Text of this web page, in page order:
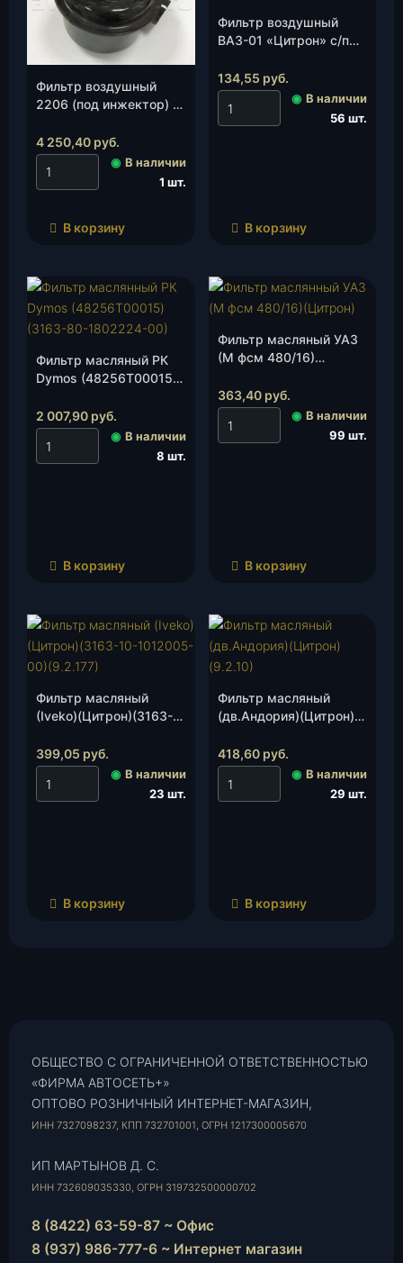
Фильтр воздушный
2206 (под инжектор) в
00)(УАЗ), шт.
4 250,40 руб.
◉ В наличии
1 шт.
В корзину
Фильтр воздушный
ВАЗ-01 «Цитрон» с/п
134,55 руб.
◉ В наличии
56 шт.
В корзину
Фильтр масляный РК
Dymos (48256Т00015)
шт.
2 007,90 руб.
◉ В наличии
8 шт.
В корзину
Фильтр масляный УАЗ
(М фсм 480/16)
363,40 руб.
◉ В наличии
99 шт.
В корзину
Фильтр масляный
(Iveko)(Цитрон)(3163-
(9.2.177), шт.
399,05 руб.
◉ В наличии
23 шт.
В корзину
Фильтр масляный
(дв.Андория)(Цитрон)
418,60 руб.
◉ В наличии
29 шт.
В корзину
ОБЩЕСТВО С ОГРАНИЧЕННОЙ ОТВЕТСТВЕННОСТЬЮ
«ФИРМА АВТОСЕТЬ+»
ОПТОВО РОЗНИЧНЫЙ ИНТЕРНЕТ-МАГАЗИН,
ИНН 7327098237, КПП 732701001, ОГРН 1217300005670
ИП МАРТЫНОВ Д. С.
ИНН 732609035330, ОГРН 319732500000702
8 (8422) 63-59-87 ~ Офис
8 (937) 986-777-6 ~ Интернет магазин